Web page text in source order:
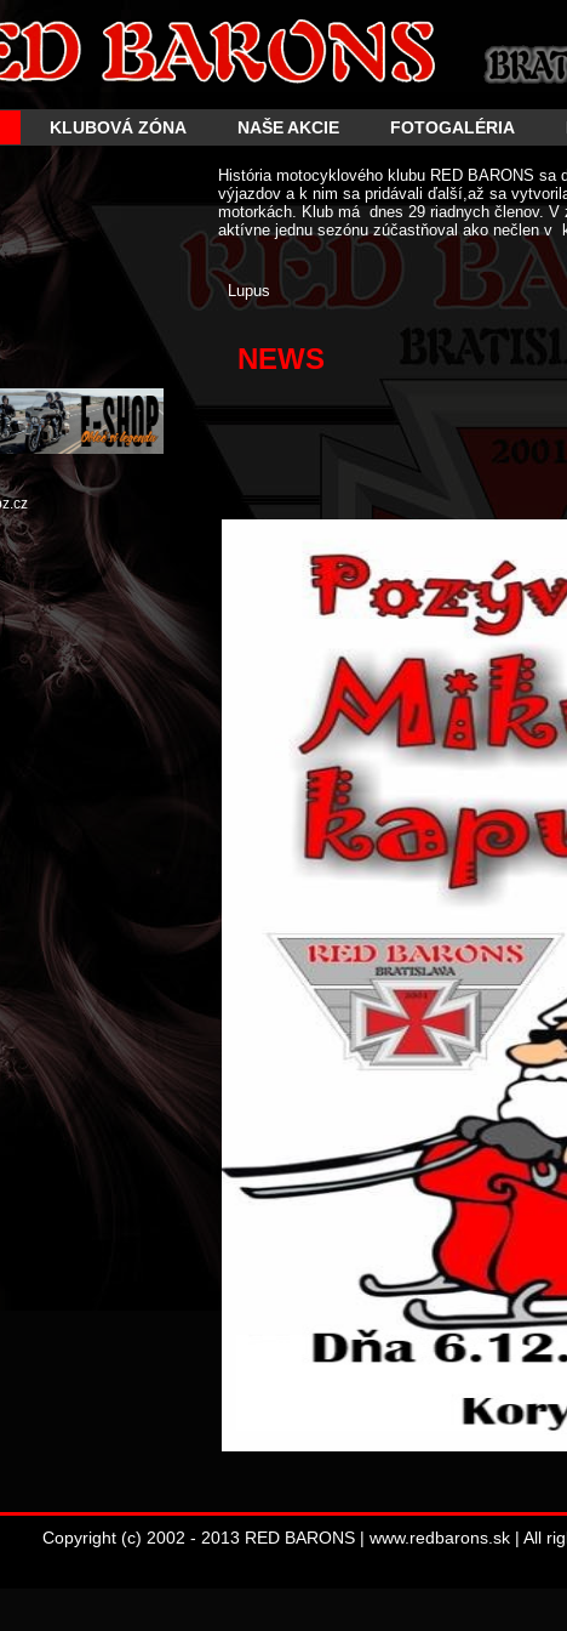
KLUBOVÁ ZÓNA NAŠE AKCIE FOTOGALÉRIA
História motocyklového klubu RED BARONS
výjazdov a k nim sa pridávali ďalší,až sa
motorkách. Klub má dnes 29 riadnych členov.
aktívne jednu sezónu zúčastňoval ako nečlen v
Lupus
NEWS
Copyright (c) 2002 - 2013 RED BARONS | www.redbarons.sk | All